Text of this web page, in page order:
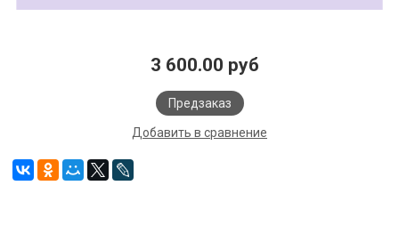
3 600.00 руб
Предзаказ
Добавить в сравнение